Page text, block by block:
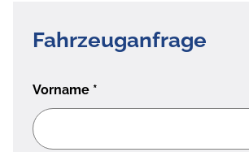
Fahrzeuganfrage
Vorname *